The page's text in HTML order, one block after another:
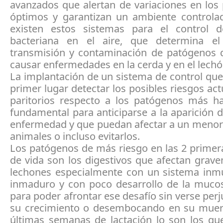
avanzados que alertan de variaciones en
óptimos y garantizan un ambiente
existen estos sistemas para el control
bacteriana en el aire, que determina
transmisión y contaminación de patógenos
causar enfermedades en la cerda y en el
La implantación de un sistema de control
primer lugar detectar los posibles riesgos
paritorios respecto a los patógenos más
fundamental para anticiparse a la aparición
enfermedad y que puedan afectar a un
animales o incluso evitarlos.
Los patógenos de más riesgo en las 2
de vida son los digestivos que afectan
lechones especialmente con un sistema
inmaduro y con poco desarrollo de la
para poder afrontar ese desafío sin verse
su crecimiento o desembocando en su
últimas semanas de lactación lo son los